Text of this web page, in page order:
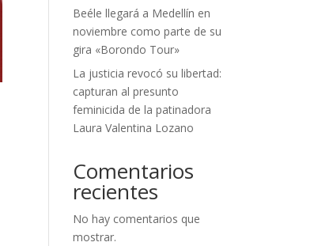
Beéle llegará a Medellín en
noviembre como parte de su
gira «Borondo Tour»
La justicia revocó su libertad:
capturan al presunto
feminicida de la patinadora
Laura Valentina Lozano
Comentarios
recientes
No hay comentarios que
mostrar.